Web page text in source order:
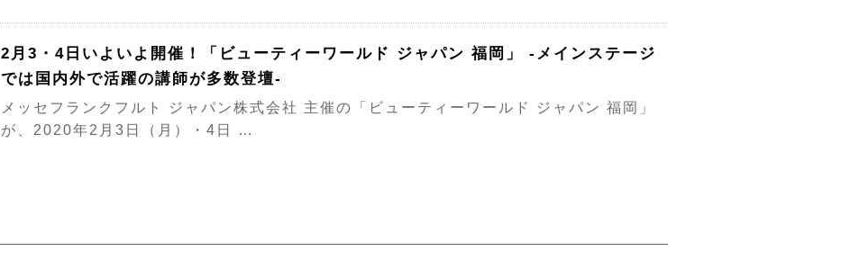
2月3・4日いよいよ開催！「ビューティーワールド ジャパン 福岡」 -メインステージ
では国内外で活躍の講師が多数登壇-
メッセフランクフルト ジャパン株式会社 主催の「ビューティーワールド ジャパン 福岡」
が、2020年2月3日（月）・4日 …